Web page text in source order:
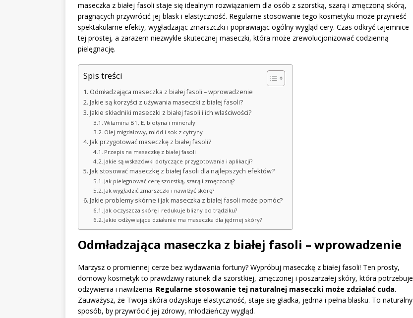
maseczka z białej fasoli staje się idealnym rozwiązaniem dla osób z szorstką, szarą i zmęczoną skórą,
pragnących przywrócić jej blask i elastyczność. Regularne stosowanie tego kosmetyku może przynieść
spektakularne efekty, wygładzając zmarszczki i poprawiając ogólny wygląd cery. Czas odkryć tajemnice
tej prostej, a zarazem niezwykle skutecznej maseczki, która może zrewolucjonizować codzienną
pielęgnację.
Spis treści
Odmładzająca maseczka z białej fasoli – wprowadzenie
Jakie są korzyści z używania maseczki z białej fasoli?
Jakie składniki maseczki z białej fasoli i ich właściwości?
Witamina B1, E, biotyna i minerały
Olej migdałowy, miód i sok z cytryny
Jak przygotować maseczkę z białej fasoli?
Przepis na maseczkę z białej fasoli
Jakie są wskazówki dotyczące przygotowania i aplikacji?
Jak stosować maseczkę z białej fasoli dla najlepszych efektów?
Jak pielęgnować cerę szorstką, szarą i zmęczoną?
Jak wygładzić zmarszczki i nawilżyć skórę?
Jakie problemy skórne i jak maseczka z białej fasoli może pomóc?
Jak oczyszcza skórę i redukuje blizny po trądziku?
Jakie odżywiające działanie ma maseczka dla jędrnej skóry?
Odmładzająca maseczka z białej fasoli – wprowadzenie
Marzysz o promiennej cerze bez wydawania fortuny? Wypróbuj maseczkę z białej fasoli! Ten prosty,
domowy kosmetyk to prawdziwy ratunek dla szorstkiej, zmęczonej i poszarzałej skóry, która potrzebuje
odżywienia i nawilżenia. Regularne stosowanie tej naturalnej maseczki może zdziałać cuda.
Zauważysz, że Twoja skóra odzyskuje elastyczność, staje się gładka, jędrna i pełna blasku. To naturalny
sposób, by przywrócić jej zdrowy, młodzieńczy wygląd.